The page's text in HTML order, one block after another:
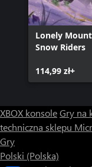
Lonely
Snow Riders
114,99 zł+
XBOX konsoleGry na
techniczna sklepu
Gry
Polski (Polska)